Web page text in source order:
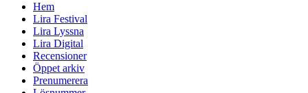
Hem
Lira Festival
Lira Lyssna
Lira Digital
Recensioner
Öppet arkiv
Prenumerera